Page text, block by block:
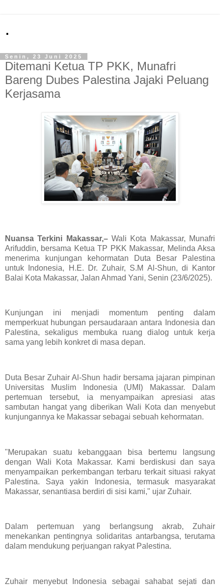
.
Senin, 23 Juni 2025
Ditemani Ketua TP PKK, Munafri
Bareng Dubes Palestina Jajaki Peluang
Kerjasama
Nuansa Terkini Makassar,– Wali Kota Makassar, Munafri
Arifuddin, bersama Ketua TP PKK Makassar, Melinda Aksa
menerima kunjungan kehormatan Duta Besar Palestina
untuk Indonesia, H.E. Dr. Zuhair, S.M Al-Shun, di Kantor
Balai Kota Makassar, Jalan Ahmad Yani, Senin (23/6/2025).
Kunjungan ini menjadi momentum penting dalam
memperkuat hubungan persaudaraan antara Indonesia dan
Palestina, sekaligus membuka ruang dialog untuk kerja
sama yang lebih konkret di masa depan.
Duta Besar Zuhair Al-Shun hadir bersama jajaran pimpinan
Universitas Muslim Indonesia (UMI) Makassar. Dalam
pertemuan tersebut, ia menyampaikan apresiasi atas
sambutan hangat yang diberikan Wali Kota dan menyebut
kunjungannya ke Makassar sebagai sebuah kehormatan.
"Merupakan suatu kebanggaan bisa bertemu langsung
dengan Wali Kota Makassar. Kami berdiskusi dan saya
menyampaikan perkembangan terbaru terkait situasi rakyat
Palestina. Saya yakin Indonesia, termasuk masyarakat
Makassar, senantiasa berdiri di sisi kami," ujar Zuhair.
Dalam pertemuan yang berlangsung akrab, Zuhair
menekankan pentingnya solidaritas antarbangsa, terutama
dalam mendukung perjuangan rakyat Palestina.
Zuhair menyebut Indonesia sebagai sahabat sejati dan